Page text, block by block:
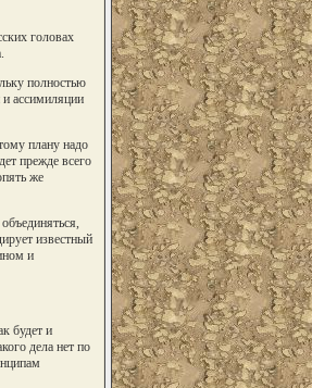
головах
полностью
и ассимиляции
плану надо
прежде всего
же
известный
и
будет и
дела нет по